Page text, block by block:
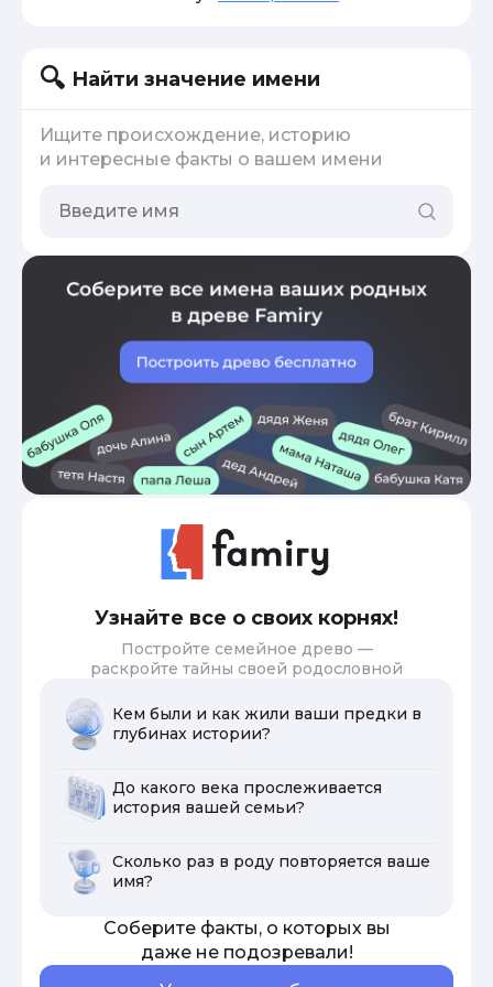
Найти значение имени
Ищите происхождение, историю
и интересные факты о вашем имени
Узнайте все о своих корнях!
Постройте семейное древо —
раскройте тайны своей родословной
Кем были и как жили ваши предки в
глубинах истории?
До какого века прослеживается
история вашей семьи?
Сколько раз в роду повторяется ваше
имя?
Соберите факты, о которых вы
даже не подозревали!